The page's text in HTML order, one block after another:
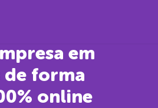
em
de forma
online